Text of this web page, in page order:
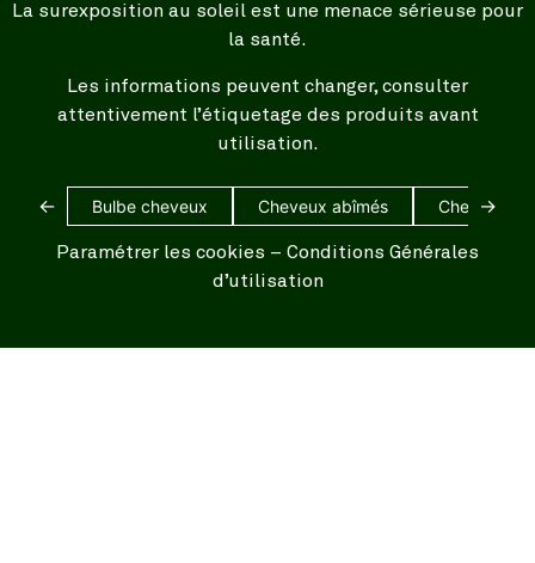
La surexposition au soleil est une menace sérieuse pour
la santé.
Les informations peuvent changer, consulter
attentivement l’étiquetage des produits avant
utilisation.
← Bulbe cheveux Cheveux abîmés Cheveux
→
Paramétrer les cookies – Conditions Générales
d’utilisation